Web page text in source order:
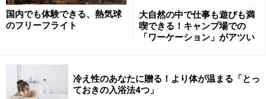
そびえ立つ樹木がすべての基。余計なものを作らず、木々
と共存します
４本の立木、赤松を柱にしてデッキを造り、その上に４
畳半くらいの広さの小さな家を建てました。ベットと
机、椅子とテーブル。家具は以上です。出来るだけ家財
道具は少なく、必要なものだけにしています。狭いし重
国内でも体験できる、熱気球
のフリーフライト
大自然の中で仕事も遊びも満
喫できる！キャンプ場での
「ワーケーション」がアツい
冷え性のあなたに贈る！より体が温まる「とっ
ておきの入浴法4つ」